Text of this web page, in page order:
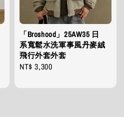
「Broshood」25AW35 日
系寬鬆水洗軍事風丹麥絨
飛行外套外套
Regular
NT$ 3,300